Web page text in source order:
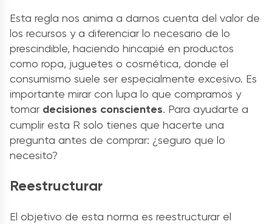
Esta regla nos anima a darnos cuenta del valor de
los recursos y a diferenciar lo necesario de lo
prescindible, haciendo hincapié en productos
como ropa, juguetes o cosmética, donde el
consumismo suele ser especialmente excesivo. Es
importante mirar con lupa lo que compramos y
tomar decisiones conscientes. Para ayudarte a
cumplir esta R solo tienes que hacerte una
pregunta antes de comprar: ¿seguro que lo
necesito?
Reestructurar
El objetivo de esta norma es reestructurar el